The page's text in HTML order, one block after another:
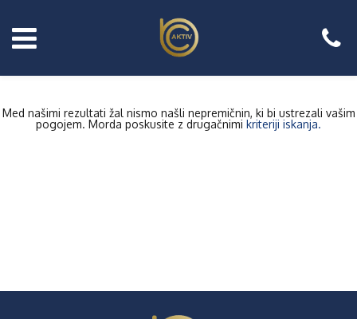
Med našimi rezultati žal nismo našli nepremičnin, ki bi ustrezali vašim
pogojem. Morda poskusite z drugačnimi kriteriji iskanja.